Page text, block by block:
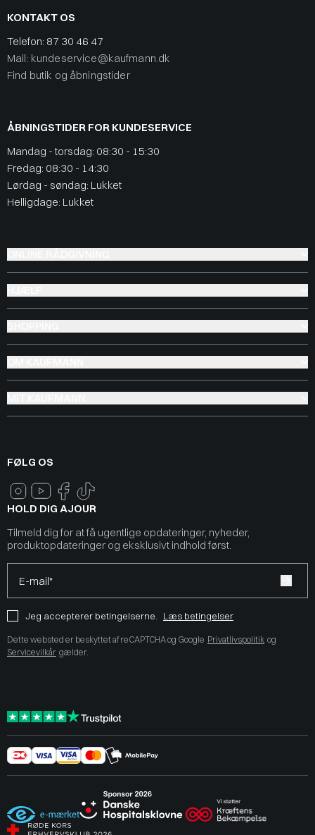
KONTAKT OS
Telefon: 87 30 46 47
Mail: kundeservice@kaufmann.dk
Find butik og åbningstider
ÅBNINGSTIDER FOR KUNDESERVICE
Mandag - torsdag: 08:30 - 15:30
Fredag: 08:30 - 14:30
Lørdag - søndag: Lukket
Helligdage: Lukket
FØLG OS
HOLD DIG AJOUR
Tilmeld dig for at få ugentlige opdateringer, nyheder,
produktopdateringer og eksklusivt indhold først.
E-mail*
Jeg accepterer betingelserne. Læs betingelser
Dette websted er beskyttet af reCAPTCHA og Google Privatlivspolitik og
Servicevilkår gælder.